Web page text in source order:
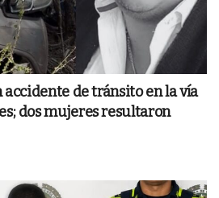
de tránsito en la vía
dos mujeres resultaron